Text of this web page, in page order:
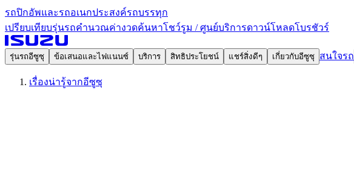
รถปิกอัพและรถอเนกประสงค์รถบรรทุก
เปรียบเทียบรุ่นรถคำนวณค่างวดค้นหาโชว์รูม / ศูนย์บริการดาวน์โหลดโบรชัวร์
รุ่นรถอีซูซุ ข้อเสนอและไฟแนนซ์ บริการ สิทธิประโยชน์ แชร์สิ่งดีๆ เกี่ยวกับอีซูซุ สนใจรถ
เรื่องน่ารู้จากอีซูซุ